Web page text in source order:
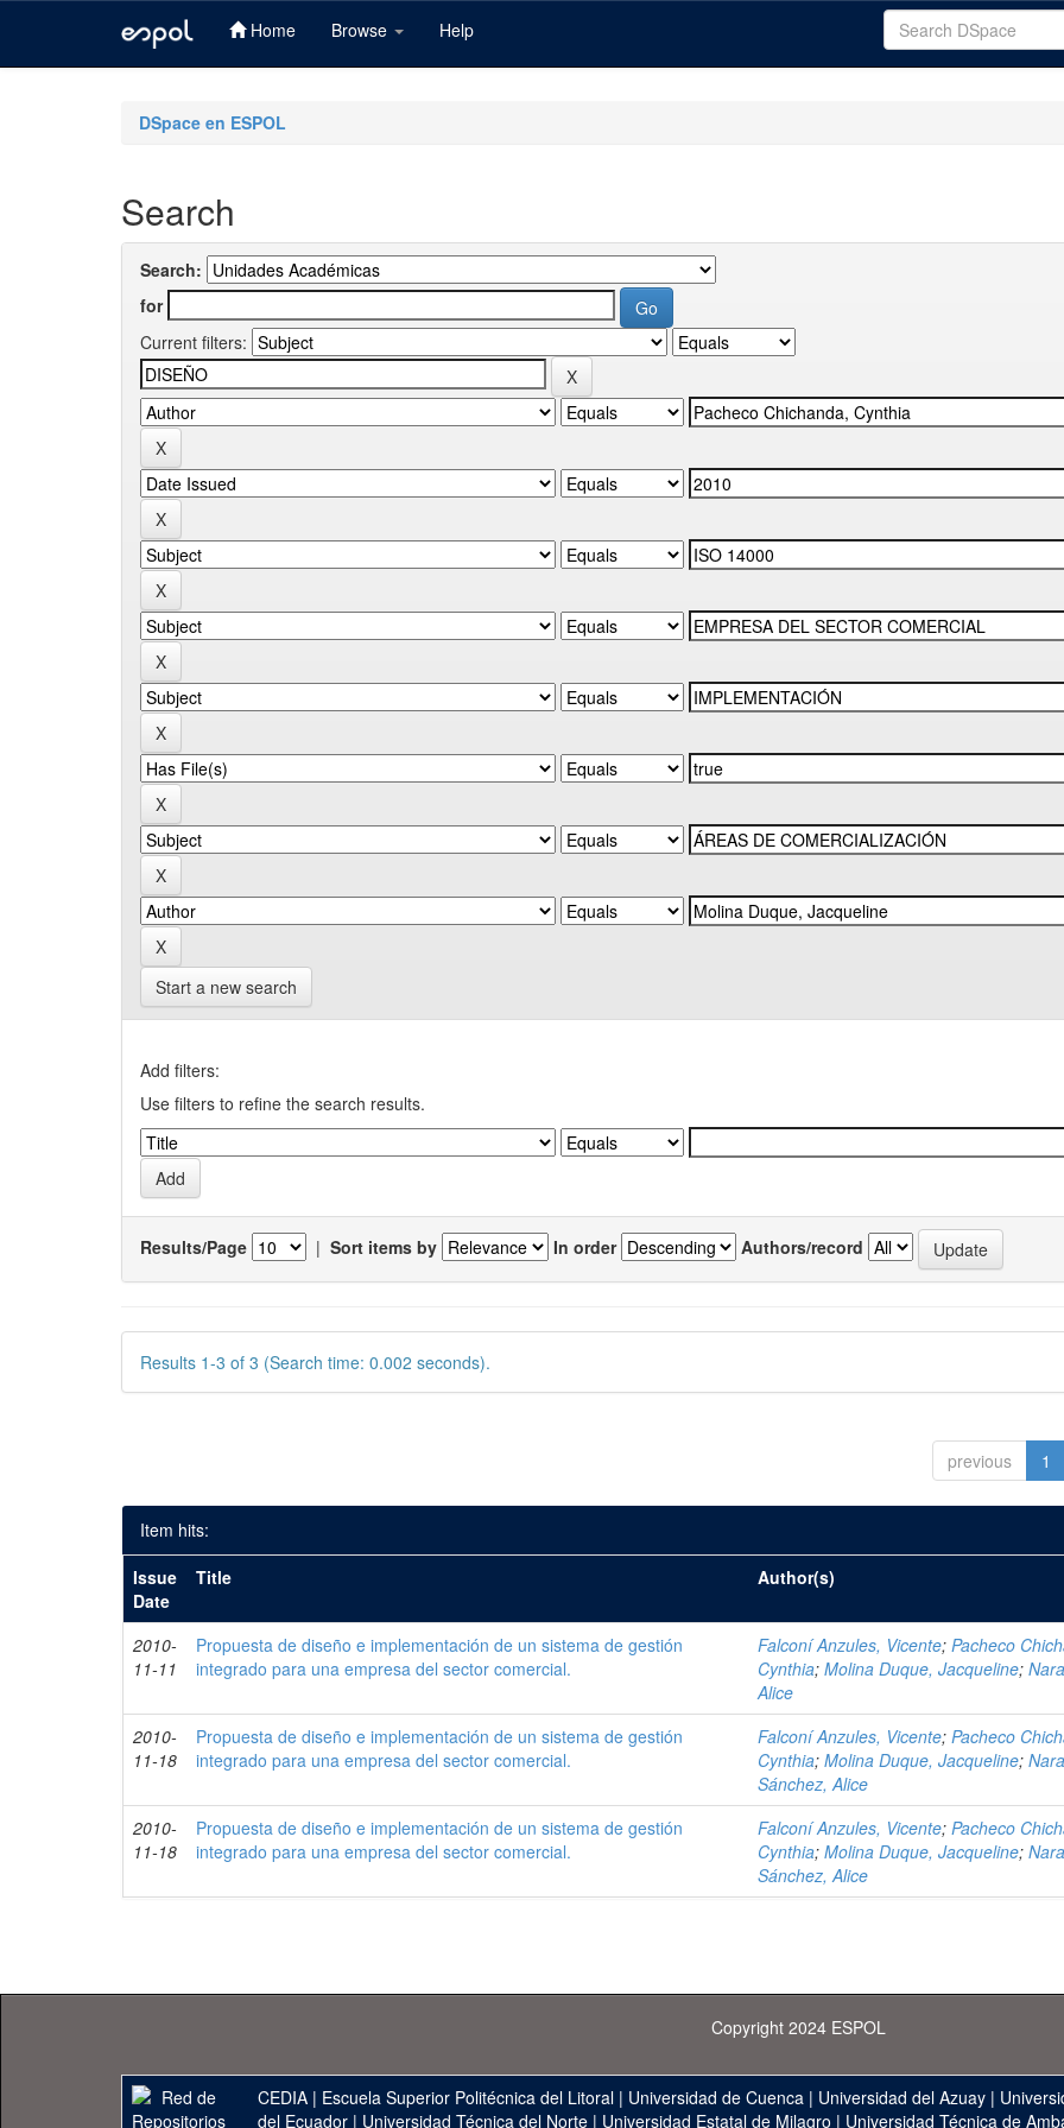
Home Browse Help
DSpace en ESPOL
Search
Search:
for
Current filters:
Start a new search
Add filters:
Use filters to refine the search results.
Results/Page | Sort items by In order Authors/record
Results 1-3 of 3 (Search time: 0.002 seconds).
previous 1
Item hits:
Issue
Date
Title Author(s)
2010-
11-11
Propuesta de diseño e implementación de un sistema de gestión
integrado para una empresa del sector comercial.
Falconí Anzules, Vicente;Pacheco
Cynthia;Molina Duque, Jacqueline;
Alice
2010-
11-18
Propuesta de diseño e implementación de un sistema de gestión
integrado para una empresa del sector comercial.
Falconí Anzules, Vicente;Pacheco
Cynthia;Molina Duque, Jacqueline;
Sánchez, Alice
2010-
11-18
Propuesta de diseño e implementación de un sistema de gestión
integrado para una empresa del sector comercial.
Falconí Anzules, Vicente;Pacheco
Cynthia;Molina Duque, Jacqueline;
Sánchez, Alice
Copyright 2024 ESPOL
CEDIA | Escuela Superior Politécnica del Litoral | Universidad de Cuenca | Universidad del Azuay |
del Ecuador| Universidad Técnica del Norte| Universidad Estatal de Milagro | Universidad Técnica de